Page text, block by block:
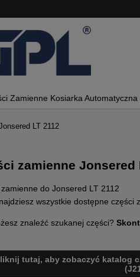
Zamienne Kosiarka Automatyczna
LT 2112
zamienne Jonsered
do Jonsered LT 2112
wszystkie dostępne części
znaleźć szukanej części?
tutaj, aby zobaczyć katalog